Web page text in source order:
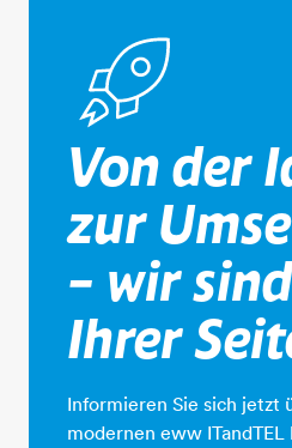
Von der
zur
– wir
Ihrer
Informieren Sie sich jetzt
modernen eww ITandTEL